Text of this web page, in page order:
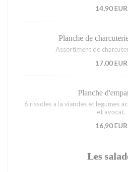
14,90 EUR
Planche de
Assortiment de
17,00 EUR
Planche
6 rissoles a la viandes et legumes
et avocat.
16,90 EUR
Les